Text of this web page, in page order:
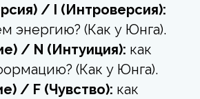
/ I (Интроверсия):
энергию? (Как у Юнга).
/ N (Интуиция): как
(Как у Юнга).
/ F (Чувство): как